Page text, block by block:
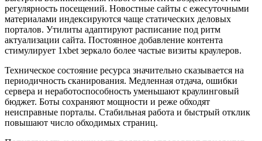
регулярность посещений. Новостные сайты с ежесуточными
материалами индексируются чаще статических деловых
порталов. Утилиты адаптируют расписание под ритм
актуализации сайта. Постоянное добавление контента
стимулирует 1xbet зеркало более частые визиты краулеров.
Техническое состояние ресурса значительно сказывается на
периодичность сканирования. Медленная отдача, ошибки
сервера и неработоспособность уменьшают краулинговый
бюджет. Боты сохраняют мощности и реже обходят
неисправные порталы. Стабильная работа и быстрый отклик
повышают число обходимых страниц.